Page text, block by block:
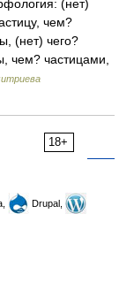
(нет)
чем?
(нет) чего?
чем? частицами,
18+
Drupal,